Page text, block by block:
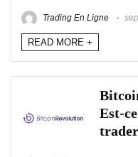
Trading En Ligne
READ MORE +
Est-